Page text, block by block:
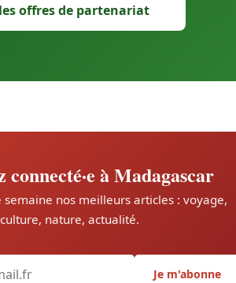
offres de partenariat
connecté·e à Madagascar
semaine nos meilleurs articles : voyage,
culture, nature, actualité.
Je m'abonne